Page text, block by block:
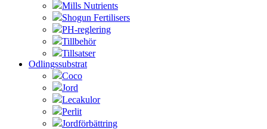
Mills Nutrients
Shogun Fertilisers
PH-reglering
Tillbehör
Tillsatser
Odlingssubstrat
Coco
Jord
Lecakulor
Perlit
Jordförbättring